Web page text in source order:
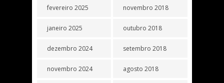
fevereiro 2025
janeiro 2025
dezembro 2024
novembro 2024
novembro 2018
outubro 2018
setembro 2018
agosto 2018